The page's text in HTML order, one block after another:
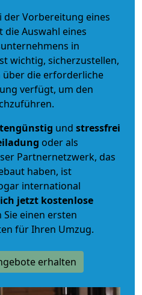
der Vorbereitung eines
die Auswahl eines
in
wichtig, sicherzustellen,
über die erforderliche
verfügt, um den
und stressfrei
oder als
Partnernetzwerk, das
haben, ist
international
jetzt kostenlose
einen ersten
für Ihren Umzug.
erhalten